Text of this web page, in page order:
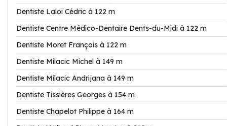
Dentiste Laloi Cédric à 122 m
Dentiste Centre Médico-Dentaire Dents-du-Midi à 122 m
Dentiste Moret François à 122 m
Dentiste Milacic Michel à 149 m
Dentiste Milacic Andrijana à 149 m
Dentiste Tissières Georges à 154 m
Dentiste Chapelot Philippe à 164 m